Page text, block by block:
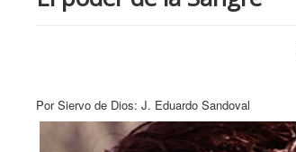
Por Siervo de Dios: J. Eduardo Sandoval